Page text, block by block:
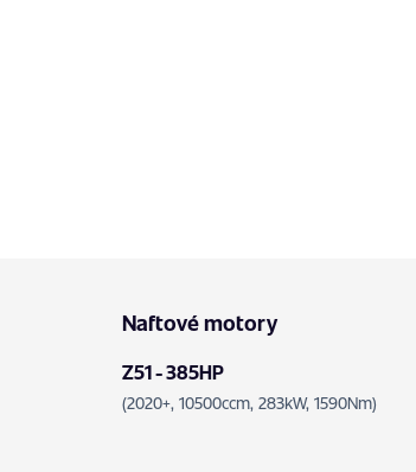
Naftové motory
Z51 - 385HP
(2020+, 10500ccm, 283kW, 1590Nm)